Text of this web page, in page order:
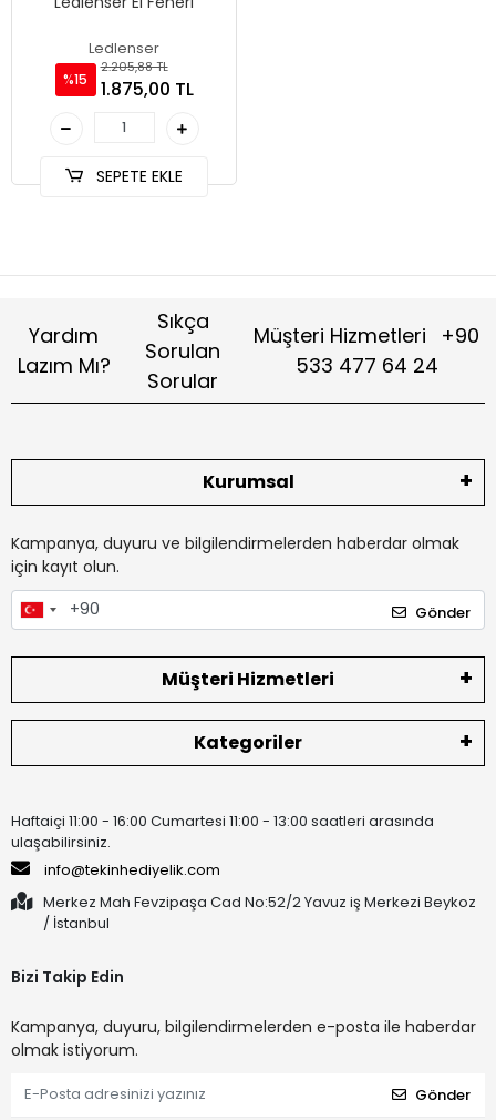
Ledlenser
%15
2.205,88 TL
1.875,00 TL
SEPETE EKLE
Yardım
Lazım Mı?
Sıkça
Sorulan
Sorular
Müşteri Hizmetleri
+90
533 477 64 24
Kurumsal
Kampanya, duyuru ve bilgilendirmelerden haberdar olmak
için kayıt olun.
Gönder
Müşteri Hizmetleri
Kategoriler
Haftaiçi 11:00 - 16:00 Cumartesi 11:00 - 13:00 saatleri arasında
ulaşabilirsiniz.
info@tekinhediyelik.com
Merkez Mah Fevzipaşa Cad No:52/2 Yavuz iş Merkezi Beykoz
/ İstanbul
Bizi Takip Edin
Kampanya, duyuru, bilgilendirmelerden e-posta ile haberdar
olmak istiyorum.
Gönder